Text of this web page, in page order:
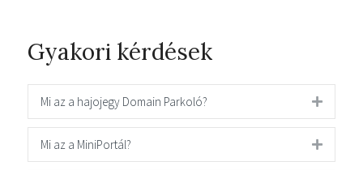
Gyakori kérdések
Mi az a hajojegy Domain Parkoló?
Mi az a MiniPortál?